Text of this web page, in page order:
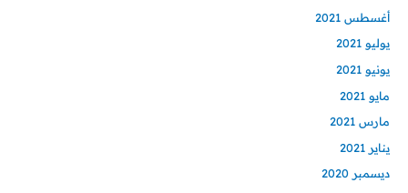
أغسطس 2021
يوليو 2021
يونيو 2021
مايو 2021
مارس 2021
يناير 2021
ديسمبر 2020